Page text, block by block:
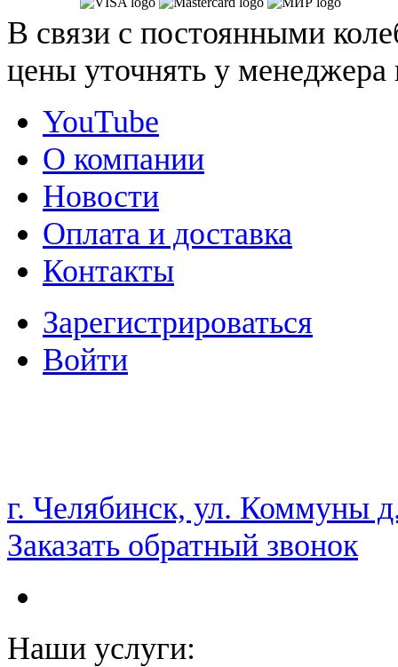
В связи с постоянными
цены уточнять у
YouTube
О компании
Новости
Оплата и доставка
Контакты
Зарегистрироваться
Войти
НАМ ДОВЕРЯЮТ С 2003 ГОДА
г. Челябинск, ул. Коммуны
Заказать обратный звонок
Наши услуги: